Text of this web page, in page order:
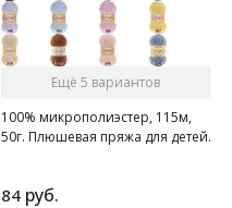
Ещё 5 вариантов
100% микрополиэстер, 115м,
50г. Плюшевая пряжа для детей.
84 руб.